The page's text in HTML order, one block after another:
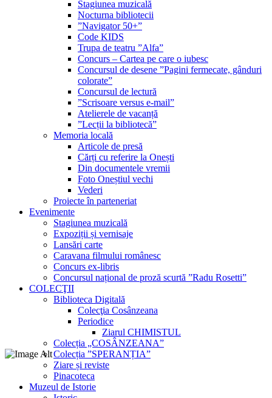
Stagiunea muzicală
Nocturna bibliotecii
”Navigator 50+”
Code KIDS
Trupa de teatru ”Alfa”
Concurs – Cartea pe care o iubesc
Concursul de desene ”Pagini fermecate, gânduri
colorate”
Concursul de lectură
”Scrisoare versus e-mail”
Atelierele de vacanță
”Lecții la bibliotecă”
Memoria locală
Articole de presă
Cărți cu referire la Onești
Din documentele vremii
Foto Oneștiul vechi
Vederi
Proiecte în parteneriat
Evenimente
Stagiunea muzicală
Expoziții și vernisaje
Lansări carte
Caravana filmului românesc
Concurs ex-libris
Concursul național de proză scurtă ”Radu Rosetti”
COLECŢII
Biblioteca Digitală
Colecţia Cosânzeana
Periodice
Ziarul CHIMISTUL
Colecția „COSÂNZEANA”
Colecția ”SPERANȚIA”
Ziare și reviste
Pinacoteca
Muzeul de Istorie